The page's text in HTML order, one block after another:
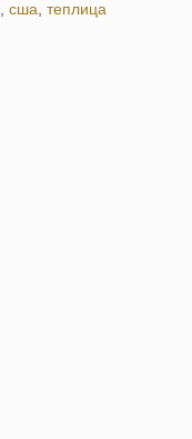
, сша, теплица